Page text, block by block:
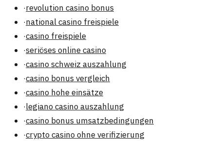
·revolution casino bonus
·national casino freispiele
·casino freispiele
·seriöses online casino
·casino schweiz auszahlung
·casino bonus vergleich
·casino hohe einsätze
·legiano casino auszahlung
·casino bonus umsatzbedingungen
·crypto casino ohne verifizierung